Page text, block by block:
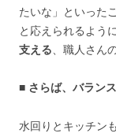
たいな」といった
と応えられるよう
支える 、職人さん
■ さらば、バラン
水回りとキッチン